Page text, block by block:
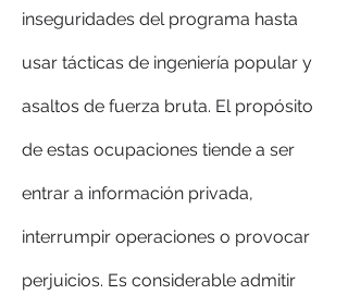
inseguridades del programa hasta
usar tácticas de ingeniería popular y
asaltos de fuerza bruta. El propósito
de estas ocupaciones tiende a ser
entrar a información privada,
interrumpir operaciones o provocar
perjuicios. Es considerable admitir